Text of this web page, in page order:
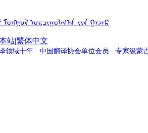
站|繁体中文
领域十年 · 中国翻译协会单位会员 · 专家级蒙